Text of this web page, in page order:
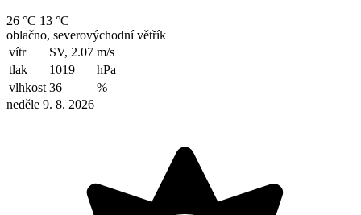
26 °C 13 °C
oblačno, severovýchodní větřík
vítr
SV, 2.07 m/s
tlak
1019
hPa
vlhkost 36
%
neděle 9. 8. 2026